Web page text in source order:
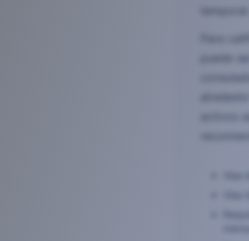
Para
puede
activos